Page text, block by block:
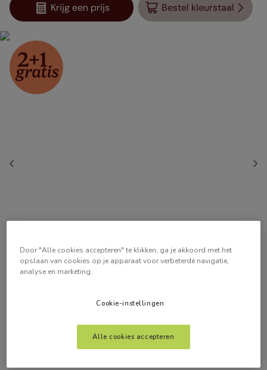
Krijg een prijs Bestel kleurstaal
Door "Alle cookies accepteren" te klikken, ga je akkoord met het
opslaan van cookies op je apparaat voor verbeterde navigatie,
analyse en marketing.
Cookie-instellingen
Alle cookies accepteren